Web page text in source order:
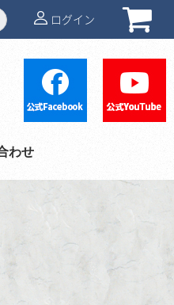
ログイン
わせ